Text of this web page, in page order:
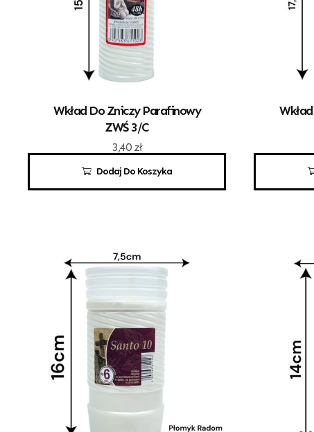
Dodaj Do Koszyka
Wkład Do Zniczy Parafinowy
ZWŚ 3/C
3,40 zł